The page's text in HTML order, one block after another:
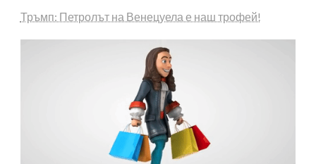
Тръмп: Петролът на Венецуела е наш трофей!